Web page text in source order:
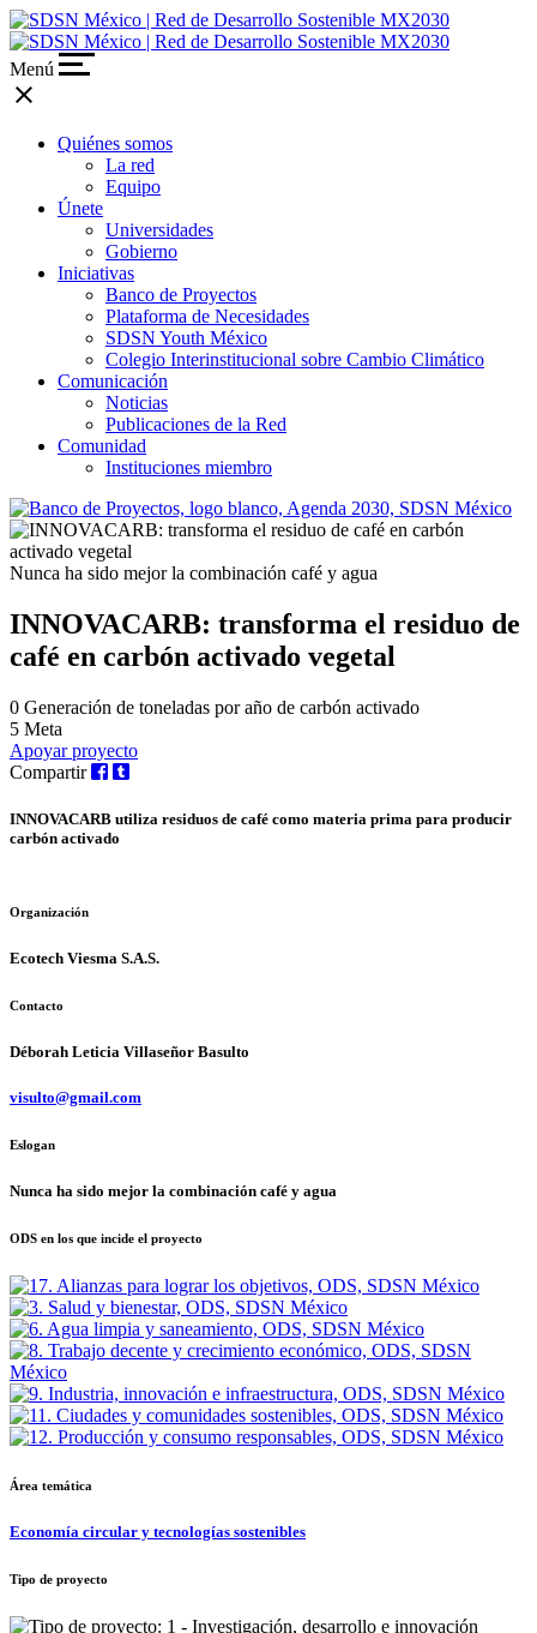
Menú
close
Quiénes somos
La red
Equipo
Únete
Universidades
Gobierno
Iniciativas
Banco de Proyectos
Plataforma de Necesidades
SDSN Youth México
Colegio Interinstitucional sobre Cambio Climático
Comunicación
Noticias
Publicaciones de la Red
Comunidad
Instituciones miembro
Nunca ha sido mejor la combinación café y agua
INNOVACARB: transforma el residuo de
café en carbón activado vegetal
0 Generación de toneladas por año de carbón activado
5 Meta
Apoyar proyecto
Compartir
INNOVACARB utiliza residuos de café como materia prima para producir
carbón activado
Organización
Ecotech Viesma S.A.S.
Contacto
Déborah Leticia Villaseñor Basulto
visulto@gmail.com
Eslogan
Nunca ha sido mejor la combinación café y agua
ODS en los que incide el proyecto
Área temática
Economía circular y tecnologías sostenibles
Tipo de proyecto